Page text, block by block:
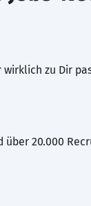
wirklich zu Dir
20.000